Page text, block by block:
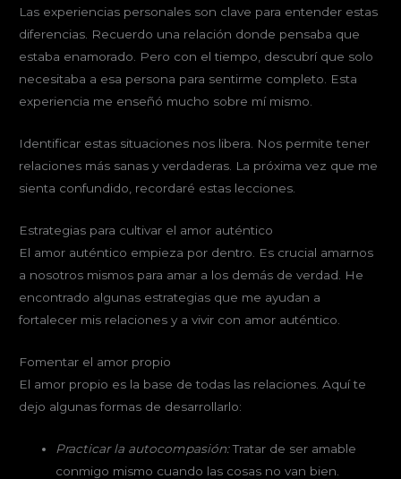
Las experiencias personales son clave para entender estas
diferencias. Recuerdo una relación donde pensaba que
estaba enamorado. Pero con el tiempo, descubrí que solo
necesitaba a esa persona para sentirme completo. Esta
experiencia me enseñó mucho sobre mí mismo.
Identificar estas situaciones nos libera. Nos permite tener
relaciones más sanas y verdaderas. La próxima vez que me
sienta confundido, recordaré estas lecciones.
Estrategias para cultivar el amor auténtico
El amor auténtico empieza por dentro. Es crucial amarnos
a nosotros mismos para amar a los demás de verdad. He
encontrado algunas estrategias que me ayudan a
fortalecer mis relaciones y a vivir con amor auténtico.
Fomentar el amor propio
El amor propio es la base de todas las relaciones. Aquí te
dejo algunas formas de desarrollarlo:
Practicar la autocompasión:Tratar de ser amable
conmigo mismo cuando las cosas no van bien.